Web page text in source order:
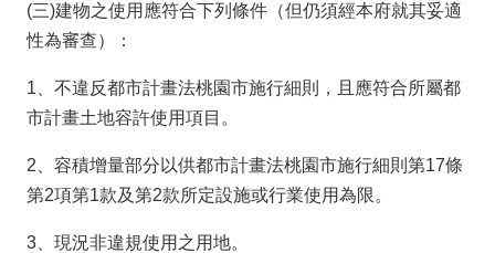
隱
私
政
(三)建物之使用應符合下列條件（但仍須經本府就其妥適
性為審查）：
1、不違反都市計畫法桃園市施行細則，且應符合所屬都
市計畫土地容許使用項目。
2、容積增量部分以供都市計畫法桃園市施行細則第17條
第2項第1款及第2款所定設施或行業使用為限。
3、現況非違規使用之用地。